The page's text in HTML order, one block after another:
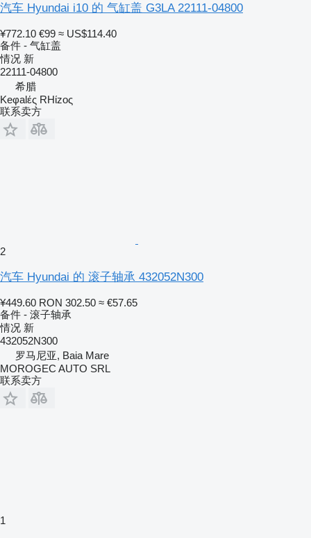
汽车 Hyundai i10 的 气缸盖 G3LA 22111-04800
¥772.10 €99 ≈ US$114.40
备件 - 气缸盖
情况 新
22111-04800
希腊
Keφalές RHίzoς
联系卖方
2
汽车 Hyundai 的 滚子轴承 432052N300
¥449.60 RON 302.50 ≈ €57.65
备件 - 滚子轴承
情况 新
432052N300
罗马尼亚, Baia Mare
MOROGEC AUTO SRL
联系卖方
1